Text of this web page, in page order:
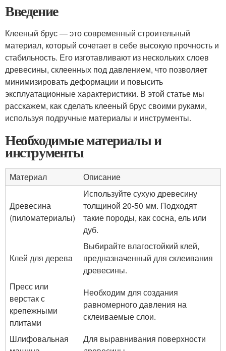
Введение
Клееный брус — это современный строительный
материал, который сочетает в себе высокую прочность и
стабильность. Его изготавливают из нескольких слоев
древесины, склеенных под давлением, что позволяет
минимизировать деформации и повысить
эксплуатационные характеристики. В этой статье мы
расскажем, как сделать клееный брус своими руками,
используя подручные материалы и инструменты.
Необходимые материалы и
инструменты
Материал Описание
Древесина
(пиломатериалы)
Используйте сухую древесину
толщиной 20-50 мм. Подходят
такие породы, как сосна, ель или
дуб.
Клей для дерева
Выбирайте влагостойкий клей,
предназначенный для склеивания
древесины.
Пресс или
верстак с
крепежными
плитами
Необходим для создания
равномерного давления на
склеиваемые слои.
Шлифовальная
Для выравнивания поверхности